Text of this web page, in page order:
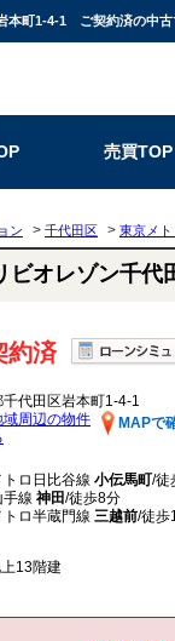
売買TOP
ン > 千代田区 > 東京メ
ビオレゾン千代
約済
千代田区岩本町1-4-1
MAPで
域周辺の物件
ロ日比谷線 小伝馬町/徒
手線 神田/徒歩8分
ロ半蔵門線 三越前/徒歩
13階建